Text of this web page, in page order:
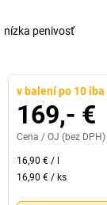
nízka penivosť
v balení po 10 iba
169,- €
Cena / OJ (bez DPH)
16,90 € /
16,90 € / ks